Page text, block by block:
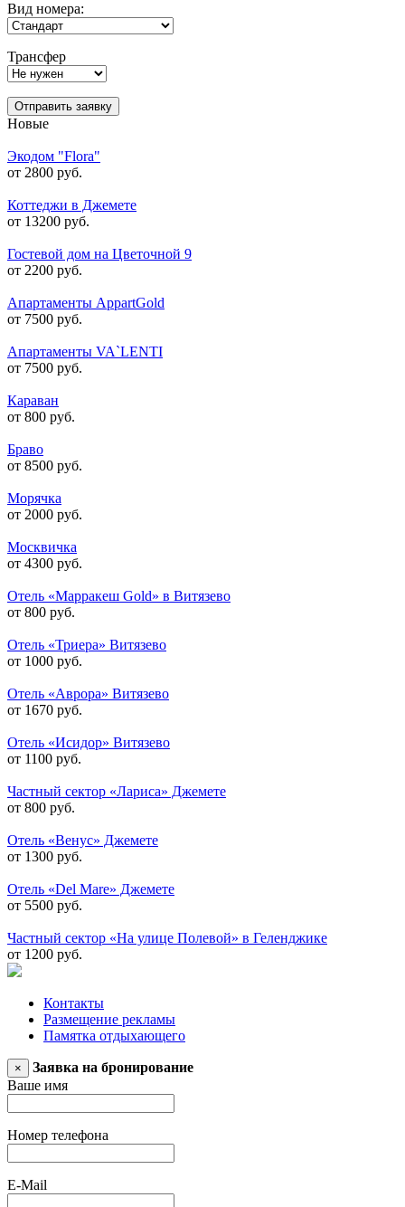
Вид номера:
Трансфер
Отправить заявку
Новые
Экодом "Flora"
от 2800 руб.
Коттеджи в Джемете
от 13200 руб.
Гостевой дом на Цветочной 9
от 2200 руб.
Апартаменты AppartGold
от 7500 руб.
Апартаменты VA`LENTI
от 7500 руб.
Караван
от 800 руб.
Браво
от 8500 руб.
Морячка
от 2000 руб.
Москвичка
от 4300 руб.
Отель «Марракеш Gold» в Витязево
от 800 руб.
Отель «Триера» Витязево
от 1000 руб.
Отель «Аврора» Витязево
от 1670 руб.
Отель «Исидор» Витязево
от 1100 руб.
Частный сектор «Лариса» Джемете
от 800 руб.
Отель «Венус» Джемете
от 1300 руб.
Отель «Del Mare» Джемете
от 5500 руб.
Частный сектор «На улице Полевой» в Геленджике
от 1200 руб.
Контакты
Размещение рекламы
Памятка отдыхающего
×
Заявка на бронирование
Ваше имя
Номер телефона
E-Mail